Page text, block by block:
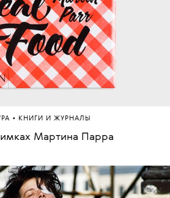
• КНИГИ И ЖУРНАЛЫ
Мартина Парра